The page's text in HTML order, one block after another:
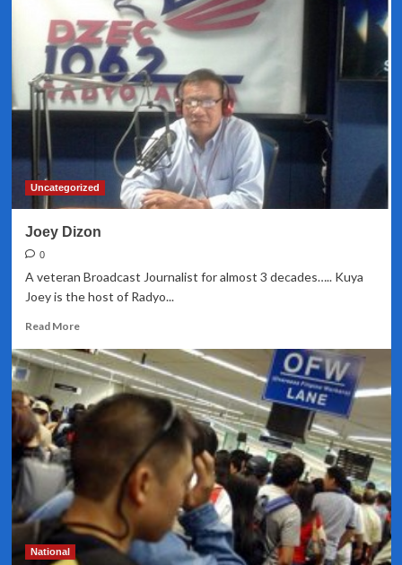
report
hotlines
at
email
ng
DepEd,
nagsimula
makatanggap
ng
mga
ng
Uncategorized
Joey Dizon
0
A veteran Broadcast Journalist for almost 3 decades….. Kuya
Joey is the host of Radyo...
Read MoreRead
about
Joey
Dizon
National